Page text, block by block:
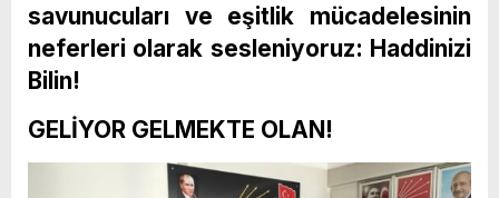
savunucuları ve eşitlik mücadelesinin
neferleri olarak sesleniyoruz: Haddinizi
Bilin!
GELİYOR GELMEKTE OLAN!